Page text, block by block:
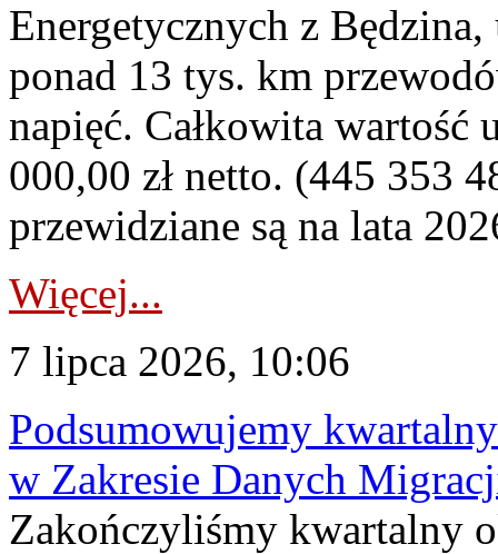
Energetycznych z
ponad 13 tys. km
napięć. Całkowita
000,00 zł netto. (445 353
przewidziane są na lata
Więcej...
7 lipca 2026, 10:06
Podsumowujemy
w Zakresie Danych
Zakończyliśmy kwartalny